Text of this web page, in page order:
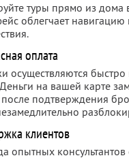
туры прямо из дома
облегчает
оплата
осуществляются
на вашей карте
подтверждения
клиентов
опытных